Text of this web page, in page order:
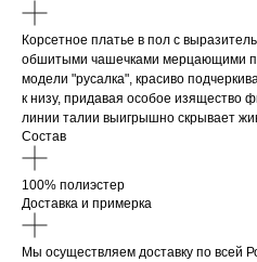
Корсетное платье в пол с
обшитыми чашечками мерцающими
модели "русалка", красиво
к низу, придавая особое изящество
линии талии выигрышно скрывает
Состав
100% полиэстер
Доставка и примерка
Мы осуществляем доставку по всей